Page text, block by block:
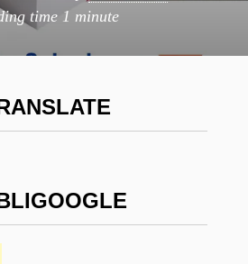
time 1 minute